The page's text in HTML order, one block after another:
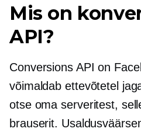
Mis on
API?
Conversions API on
võimaldab ettevõtetel
otse oma serveritest,
brauserit.